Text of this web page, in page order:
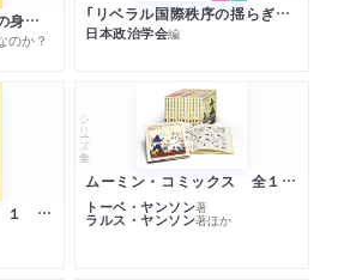
ＡＩにはない「思考力」の身につけ方
のか？
「リベラル国際秩序の揺らぎ」再考 年報政治学２０２６‐Ⅰ
日本政治学会編
ムーミン・コミックス １ 黄金のしっぽ
シリーズ・全集
ムーミン・コミックス 全１４巻セット
トーベ・ヤンソン著
ラルス・ヤンソン著ほか